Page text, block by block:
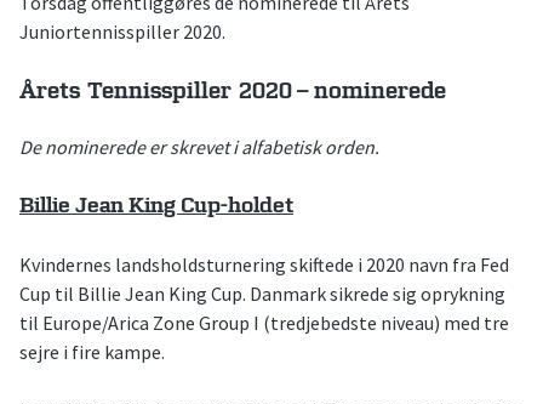
Juniortennisspiller 2020.
Årets Tennisspiller 2020 – nominerede
De nominerede er skrevet i alfabetisk orden.
Billie Jean King Cup-holdet
Kvindernes landsholdsturnering skiftede i 2020 navn fra Fed
Cup til Billie Jean King Cup. Danmark sikrede sig oprykning
til Europe/Arica Zone Group I (tredjebedste niveau) med tre
sejre i fire kampe.